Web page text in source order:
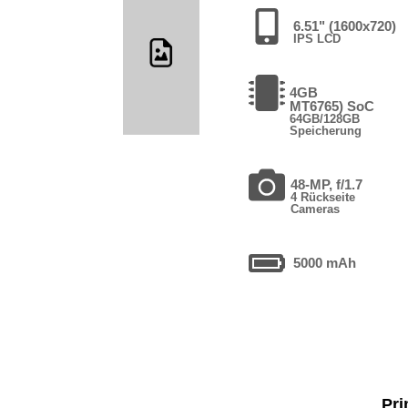
6.51" (1600x720)
IPS LCD
4GB
MT6765) SoC
64GB/128GB
Speicherung
48-MP, f/1.7
4 Rückseite
Cameras
5000 mAh